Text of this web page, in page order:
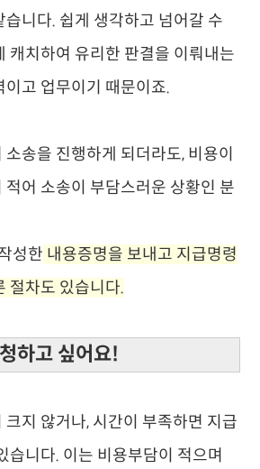
니다. 쉽게 생각하고 넘어갈 수
캐치하여 유리한 판결을 이뤄내는
고 업무이기 때문이죠.
송을 진행하게 되더라도, 비용이
적어 소송이 부담스러운 상황인 분
성한 내용증명을 보내고 지급명령
절차도 있습니다.
하고 싶어요!
지 않거나, 시간이 부족하면 지급
습니다. 이는 ​비용부담이 적으며